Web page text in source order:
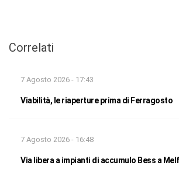
Correlati
7 Agosto 2026 - 17:43
Viabilità, le riaperture prima di Ferragosto
7 Agosto 2026 - 16:48
Via libera a impianti di accumulo Bess a